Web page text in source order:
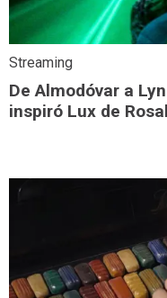
Streaming
De Almodóvar a
inspiró Lux de